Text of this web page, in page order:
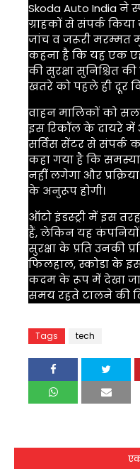
Skoda Auto Indiaने
ग्राहकों से संपर्क
जांच व जरूरी मरम्मत
कहना है कि यह एक
की सुरक्षा सुनिश्चित
खतरे को पहले ही दूर
वाहन मालिकों को
इस रिकॉल के दायरे में
सर्विस सेंटर से संपर्क
कहा गया है कि
नहीं लगेगा और
के अनुरूप होगी।
ऑटो इंडस्ट्री में इस
हैं, लेकिन यह कंपनियों
सुरक्षा के प्रति उनकी
फिलहाल, स्कोडा के
कदम के रूप में देखा जा
समय रहते टालने की
Tags tech